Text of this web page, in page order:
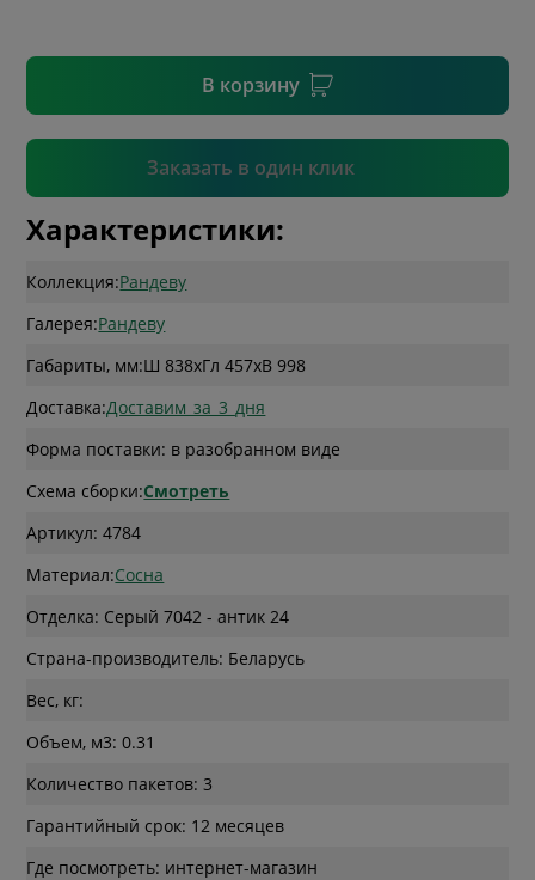
В корзину
Заказать в один клик
Подтвердить
Характеристики:
Коллекция:Рандеву
Галерея:Рандеву
Габариты, мм:Ш 838xГл 457xВ 998
Доставка:Доставим_за_3_дня
Форма поставки: в разобранном виде
Схема сборки:Смотреть
Артикул: 4784
Материал:Сосна
Отделка: Серый 7042 - антик 24
Страна-производитель: Беларусь
Вес, кг:
Объем, м3: 0.31
Количество пакетов: 3
Гарантийный срок: 12 месяцев
Где посмотреть: интернет-магазин